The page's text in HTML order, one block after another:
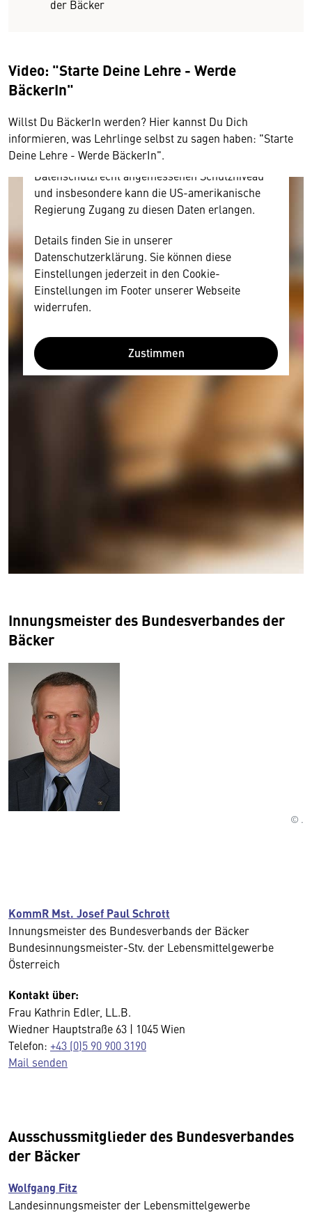
der Bäcker
Video: "Starte Deine Lehre - Werde
BäckerIn"
Willst Du BäckerIn werden? Hier kannst Du Dich
informieren, was Lehrlinge selbst zu sagen haben: "Starte
Deine Lehre - Werde BäckerIn".
Inhalt anzeigen. Dafür benötigen wir allerdings
Ihre Zustimmung, da Ihr Browser
und Nutzerverhalten mitunter mit US-
amerikanischen Anbietern austauscht.
Diese Daten unterliegen keinem dem EU-
Datenschutzrecht angemessenen Schutzniveau
und insbesondere kann die US-amerikanische
Regierung Zugang zu diesen Daten erlangen.
Details finden Sie in unserer
Datenschutzerklärung. Sie können diese
Einstellungen jederzeit in den Cookie-
Einstellungen im Footer unserer Webseite
widerrufen.
Zustimmen
Innungsmeister des Bundesverbandes der
Bäcker
© .
KommR Mst. Josef Paul Schrott
Innungsmeister des Bundesverbands der Bäcker
Bundesinnungsmeister-Stv. der Lebensmittelgewerbe
Österreich
Kontakt über:
Frau Kathrin Edler, LL.B.
Wiedner Hauptstraße 63 | 1045 Wien
Telefon: +43 (0)5 90 900 3190
Mail senden
Ausschussmitglieder des Bundesverbandes
der Bäcker
Wolfgang Fitz
Landesinnungsmeister der Lebensmittelgewerbe